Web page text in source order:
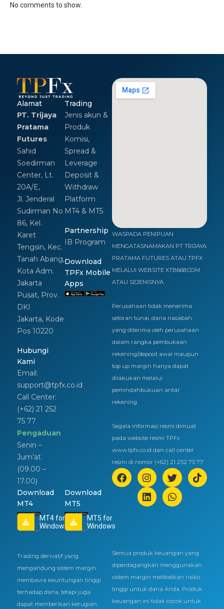
No comments to show.
Alamat
PT. Trijaya
Pratama
Futures
Sahid
Soedirman
Center, Lt.
20A/E,
Jl. Jenderal
Sudirman No
86, Kel.
Karet
Tengsin, Kec.
Tanah Abang,
Kota Adm.
Jakarta
Pusat, Prov.
DKI
Jakarta, Kode
Pos 10220
Hubungi
Kami
Email:
support@tpfx.co.id
Call Center:
(+62) 21 252
75 77
Pengaduan
Senin –
Jum’at
(09.00 –
17.00)
Trading
Jenis akun &
Produk
Komisi,
Spread &
Leverage
Deposit &
Withdraw
Platform
MT4 & MT5
Partnership
IB Program
Download
TPFx Mobile
Apps
Download
MT4
MT4 for
Windows
Download
MT5
MT5 for
Windows
WASPADA PENIPUAN
MENGATASNAMAKAN PT TRIJAYA
PRATAMA FUTURES ATAU TPFX
MELALUI WEBSITE XTB668.COM
ATAU SEJENISNYA
Perusahaan tidak menerima
setoran tunai, dana nasabah
yang diterima oleh perusahaan
dalam rangka pembukaan
rekening/deposit awal maupun
top up margin hanya dapat
dilakukan melalui
pemindahbukuan antar
rekening.
Segala informasi resmi dimuat
pada website resmi TPFx
www.tpfx.co.id dan call center
resmi di nomor (+62) 21 252 75 77
Trading derivatif yang
mengandung sistem margin
membawa keuntungan tinggi
terhadap dana, tetapi juga
dapat memberikan kerugian
Semua produk keuangan yang
diperdagangkan menggunakan
sistem margin melibatkan risiko
tinggi untuk dana Anda. Produk
keuangan ini tidak cocok untuk